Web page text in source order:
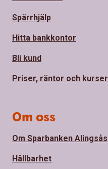
Spärrhjälp
Hitta bankkontor
Bli kund
Priser, räntor och kurser
Om oss
Om Sparbanken Alingsås
Hållbarhet